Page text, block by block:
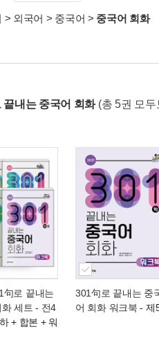
> 외국어 > 중국어 > 중국어 회화
끝내는 중국어 회화 (총 5권 모두
句로 끝내는
세트 - 전4
+ 합본 + 워
301句로 끝내는 중
어 회화 워크북 - 제